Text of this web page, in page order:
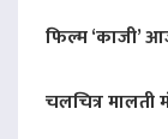
फिल्म ‘काजी’
चलचित्र